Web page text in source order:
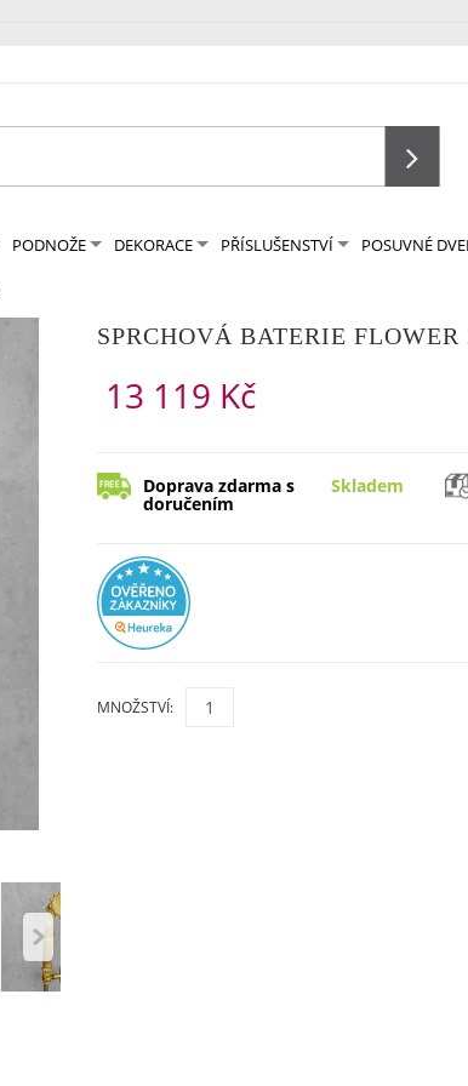
PODNOŽE DEKORACE PŘÍSLUŠENSTVÍ POSUVNÉ
SPRCHOVÁ BATERIE
13 119 Kč
Doprava zdarma s
doručením
Skladem
MNOŽSTVÍ: